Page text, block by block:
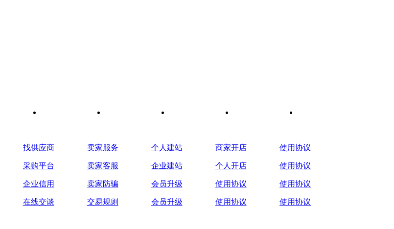
找供应商
采购平台
企业信用
在线交谈
卖家服务
卖家客服
卖家防骗
交易规则
个人建站
企业建站
会员升级
会员升级
商家开店
个人开店
使用协议
使用协议
使用协议
使用协议
使用协议
使用协议